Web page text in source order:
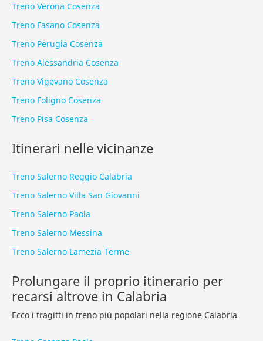
Treno Verona Cosenza
Treno Fasano Cosenza
Treno Perugia Cosenza
Treno Alessandria Cosenza
Treno Vigevano Cosenza
Treno Foligno Cosenza
Treno Pisa Cosenza
Itinerari nelle vicinanze
Treno Salerno Reggio Calabria
Treno Salerno Villa San Giovanni
Treno Salerno Paola
Treno Salerno Messina
Treno Salerno Lamezia Terme
Prolungare il proprio itinerario per
recarsi altrove in Calabria
Ecco i tragitti in treno più popolari nella regione Calabria